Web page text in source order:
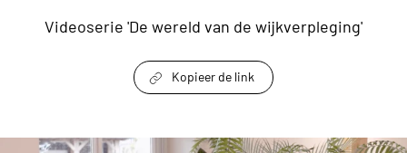
Videoserie 'De wereld van de wijkverpleging'
Kopieer de link